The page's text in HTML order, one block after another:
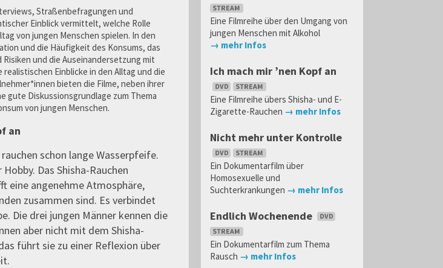
Straßenbefragungen und
Einblick vermittelt, welche Rolle
von jungen Menschen spielen. In den
und die Häufigkeit des Konsums, das
Risiken und die Auseinandersetzung mit
realistischen Einblicke in den Alltag und die
bieten die Filme, neben ihrer
gute Diskussionsgrundlage zum Thema
von jungen Menschen.
an
schon lange Wasserpfeife.
Das Shisha-Rauchen
eine angenehme Atmosphäre,
zusammen sind. Es verbindet
Die drei jungen Männer kennen die
aber nicht mit dem Shisha-
führt sie zu einer Reflexion über
Eine Filmreihe über den Umgang von
jungen Menschen mit Alkohol
→ mehr Infos
Ich mach mir ’nen Kopf an
Eine Filmreihe übers Shisha- und E-
Zigarette-Rauchen → mehr Infos
Nicht mehr unter Kontrolle
Ein Dokumentarfilm über
Homosexuelle und
Suchterkrankungen → mehr Infos
Endlich Wochenende
Ein Dokumentarfilm zum Thema
Rausch → mehr Infos